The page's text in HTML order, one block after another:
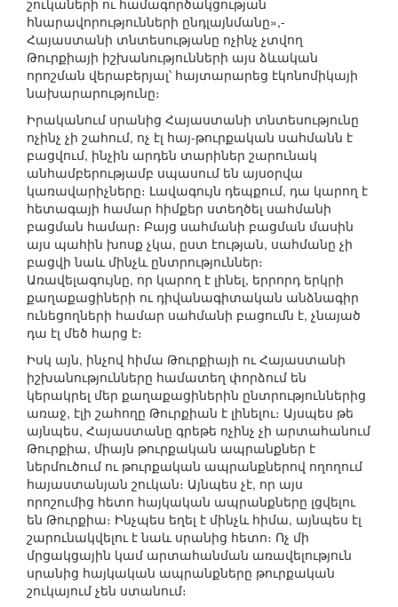
շուկաների ու համագործակցության
հնարավորությունների ընդլայնմանը»,-
Հայաստանի տնտեսությանը ոչինչ չտվող
Թուրքիայի իշխանությունների այս ձևական
որոշման վերաբերյալ՝ հայտարարեց էկոնոմիկայի
նախարարությունը։
Իրականում սրանից Հայաստանի տնտեսությունը
ոչինչ չի շահում, ոչ էլ հայ-թուրքական սահմանն է
բացվում, ինչին արդեն տարիներ շարունակ
անհամբերությամբ սպասում են այսօրվա
կառավարիչները։ Լավագույն դեպքում, դա կարող է
հետագայի համար հիմքեր ստեղծել սահմանի
բացման համար։ Բայց սահմանի բացման մասին
այս պահին խոսք չկա, ըստ էության, սահմանը չի
բացվի նաև մինչև ընտրություններ։
Առավելագույնը, որ կարող է լինել, երրորդ երկրի
քաղաքացիների ու դիվանագիտական անձնագիր
ունեցողների համար սահմանի բացումն է, չնայած
դա էլ մեծ հարց է։
Իսկ այն, ինչով հիմա Թուրքիայի ու Հայաստանի
իշխանությունները համատեղ փորձում են
կերակրել մեր քաղաքացիներին ընտրություններից
առաջ, էլի շահողը Թուրքիան է լինելու։ Այսպես թե
այնպես, Հայաստանը գրեթե ոչինչ չի արտահանում
Թուրքիա, միայն թուրքական ապրանքներ է
ներմուծում ու թուրքական ապրանքներով ողողում
հայաստանյան շուկան։ Այնպես չէ, որ այս
որոշումից հետո հայկական ապրանքները լցվելու
են Թուրքիա։ Ինչպես եղել է մինչև հիմա, այնպես էլ
շարունակվելու է նաև սրանից հետո։ Ոչ մի
մրցակցային կամ արտահանման առավելություն
սրանից հայկական ապրանքները թուրքական
շուկայում չեն ստանում։